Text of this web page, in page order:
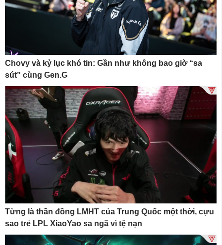
Chovy và kỷ lục khó tin: Gần như không bao giờ “sa
sút” cùng Gen.G
Từng là thần đồng LMHT của Trung Quốc một thời, cựu
sao trẻ LPL XiaoYao sa ngã vì tệ nạn